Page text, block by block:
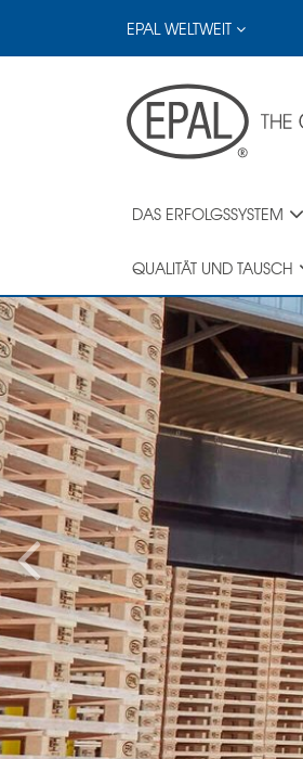
main
EPAL WELTWEIT
DAS ERFOLGSSYSTEM
QUALITÄT UND TAUSCH